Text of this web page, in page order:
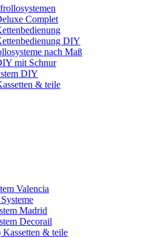
Complet
DIY
nach Maß
mit Schnur
DIY
& teile
Valencia
Madrid
Decorail
& teile